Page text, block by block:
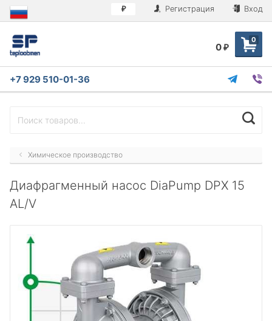
₽ Регистрация Вход
0
0 ₽
+7 929 510-01-36
Химическое производство
Диафрагменный насос DiaPump DPX 15
AL/V